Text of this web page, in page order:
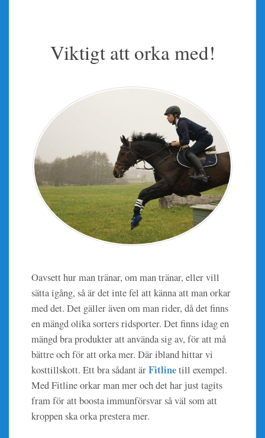
Viktigt att orka med!
Oavsett hur man tränar, om man tränar, eller vill
sätta igång, så är det inte fel att känna att man orkar
med det. Det gäller även om man rider, då det finns
en mängd olika sorters ridsporter. Det finns idag en
mängd bra produkter att använda sig av, för att må
bättre och för att orka mer. Där ibland hittar vi
kosttillskott. Ett bra sådant ärFitlinetill exempel.
Med Fitline orkar man mer och det har just tagits
fram för att boosta immunförsvar så väl som att
kroppen ska orka prestera mer.